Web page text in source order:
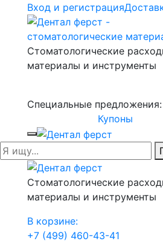
Вход и регистрация
Стоматологические
материалы и инструменты
Специальные предложения:
Купоны
Стоматологические
материалы и инструменты
В корзине:
+7 (499) 460-43-41